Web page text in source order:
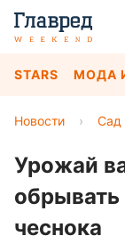
STARS МОДА
Новости › Сад
Урожай
обрывать
чеснока